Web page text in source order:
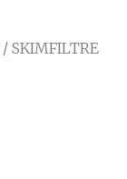
/ SKIMFILTRE